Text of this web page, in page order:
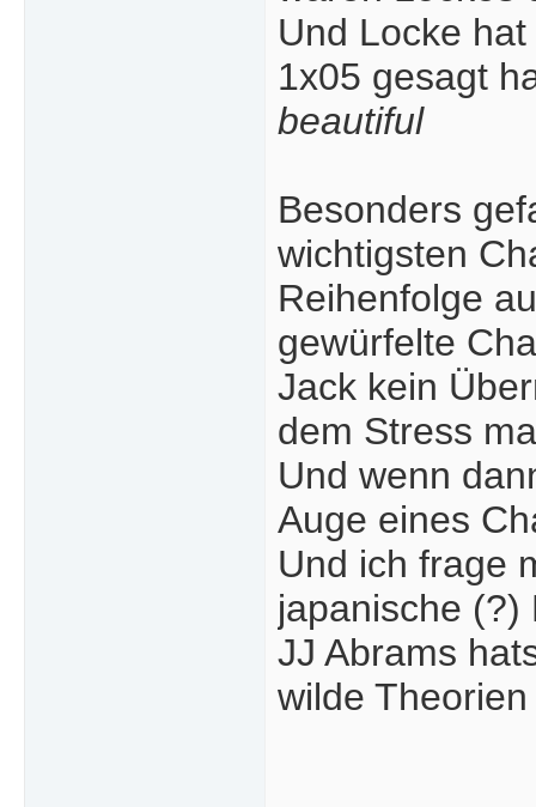
Und Locke
1x05 gesagt
beautiful
Besonders
wichtigsten
Reihenfolge
gewürfelte
Jack kein
dem Stress
Und wenn
Auge eines
Und ich frage
japanische (?)
JJ Abrams
wilde